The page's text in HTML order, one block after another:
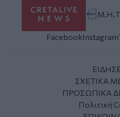
FacebookInstagram
ΣΧΕΤΙΚΑ
ΠΡΟΣΩΠΙΚΑ
Πολιτική